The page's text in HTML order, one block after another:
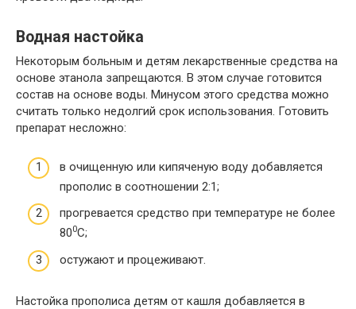
Водная настойка
Некоторым больным и детям лекарственные средства на
основе этанола запрещаются. В этом случае готовится
состав на основе воды. Минусом этого средства можно
считать только недолгий срок использования. Готовить
препарат несложно:
в очищенную или кипяченую воду добавляется
прополис в соотношении 2:1;
прогревается средство при температуре не более
800С;
остужают и процеживают.
Настойка прополиса детям от кашля добавляется в